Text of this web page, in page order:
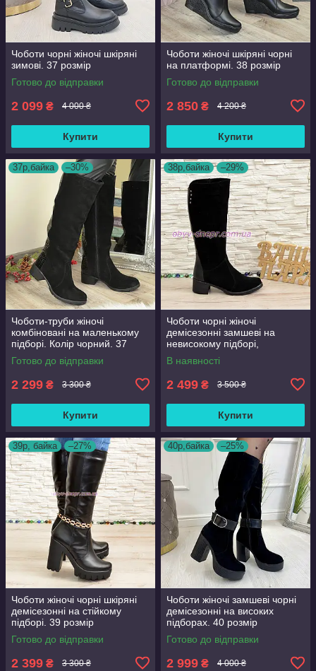
Чоботи чорні жіночі шкіряні
зимові. 37 розмір
Готово до відправки
2 099 ₴ 4 000 ₴
Купити
Чоботи жіночі шкіряні чорні
на платформі. 38 розмір
Готово до відправки
2 850 ₴ 4 200 ₴
Купити
37р,байка –30%
Чоботи-труби жіночі
комбіновані на маленькому
підборі. Колір чорний. 37
розмір
Готово до відправки
2 299 ₴ 3 300 ₴
Купити
38р,байка –29%
Чоботи чорні жіночі
демісезонні замшеві на
невисокому підборі,
декоровані шкіряною
вставкою. 38 розмір
В наявності
2 499 ₴ 3 500 ₴
Купити
39р, байка –27%
Чоботи жіночі чорні шкіряні
демісезонні на стійкому
підборі. 39 розмір
Готово до відправки
2 399 ₴ 3 300 ₴
40р,байка –25%
Чоботи жіночі замшеві чорні
демісезонні на високих
підборах. 40 розмір
Готово до відправки
2 999 ₴ 4 000 ₴